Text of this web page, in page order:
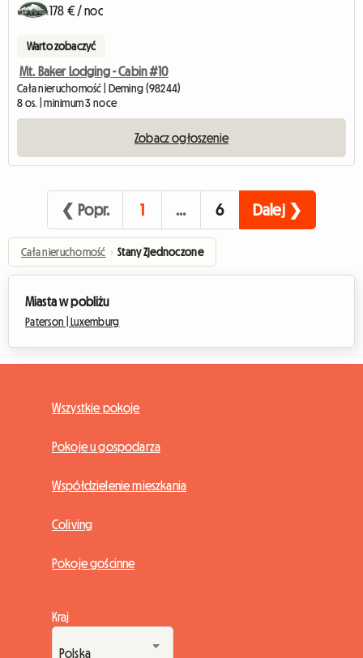
178 € / noc
Warto zobaczyć
Mt. Baker Lodging - Cabin #10
Cała nieruchomość | Deming (98244)
8 os. | minimum 3 noce
Zobacz ogłoszenie
❮ Popr. 1 … 6 Dalej ❯
Cała nieruchomość › Stany Zjednoczone
Miasta w pobliżu
Paterson | Luxemburg
Wszystkie pokoje
Pokoje u gospodarza
Współdzielenie mieszkania
Coliving
Pokoje gościnne
Kraj